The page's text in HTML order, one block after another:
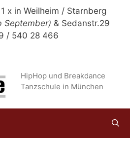
x in Weilheim / Starnberg
September) & Sedanstr.29
/ 540 28 466
HipHop und Breakdance
Tanzschule in München